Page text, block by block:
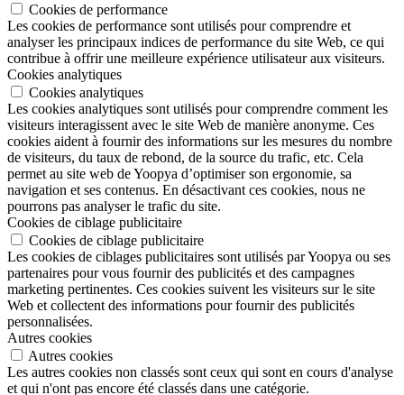
Cookies de performance
Les cookies de performance sont utilisés pour comprendre et
analyser les principaux indices de performance du site Web, ce qui
contribue à offrir une meilleure expérience utilisateur aux visiteurs.
Cookies analytiques
Cookies analytiques
Les cookies analytiques sont utilisés pour comprendre comment les
visiteurs interagissent avec le site Web de manière anonyme. Ces
cookies aident à fournir des informations sur les mesures du nombre
de visiteurs, du taux de rebond, de la source du trafic, etc. Cela
permet au site web de Yoopya d’optimiser son ergonomie, sa
navigation et ses contenus. En désactivant ces cookies, nous ne
pourrons pas analyser le trafic du site.
Cookies de ciblage publicitaire
Cookies de ciblage publicitaire
Les cookies de ciblages publicitaires sont utilisés par Yoopya ou ses
partenaires pour vous fournir des publicités et des campagnes
marketing pertinentes. Ces cookies suivent les visiteurs sur le site
Web et collectent des informations pour fournir des publicités
personnalisées.
Autres cookies
Autres cookies
Les autres cookies non classés sont ceux qui sont en cours d'analyse
et qui n'ont pas encore été classés dans une catégorie.